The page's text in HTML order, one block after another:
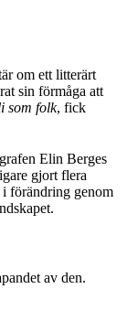
om ett litterärt
sin förmåga att
som folk, fick
Elin Berges
gjort flera
i förändring genom
av den.